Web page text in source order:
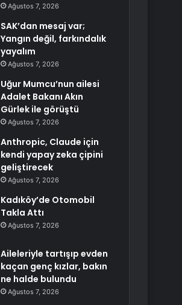
Ağustos 7, 2026
SAK’dan mesaj var;
Yangın değil, farkındalık
yayalım
Ağustos 7, 2026
Uğur Mumcu’nun ailesi
Adalet Bakanı Akın
Gürlek ile görüştü
Ağustos 7, 2026
Anthropic, Claude için
kendi yapay zeka çipini
geliştirecek
Ağustos 7, 2026
Kadıköy’de Otomobil
Takla Attı
Ağustos 7, 2026
Aileleriyle tartışıp evden
kaçan genç kızlar, bakın
ne halde bulundu
Ağustos 7, 2026